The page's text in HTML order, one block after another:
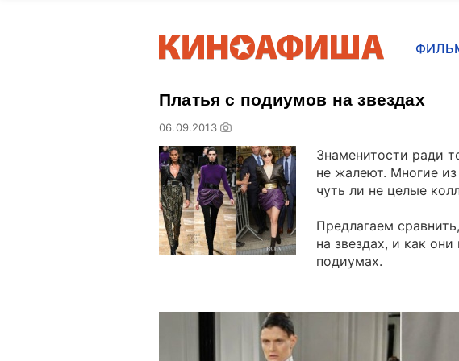
Платья с подиумов на звездах
06.09.2013
Знаменитости ради
не жалеют. Многие
чуть ли не целые
Предлагаем
на звездах, и как они
подиумах.